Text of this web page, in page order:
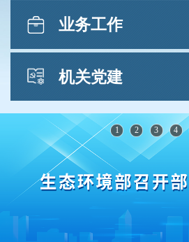
“扎实做好生态环境法典实
7月例行新闻发布会最新情
生态环境部公布2026年6月
气质量状况
生态环境部发布7月下半月
（一）负责建立健全
度。会同有关部门拟订国
规划并组织实施，起草法
点区域、流域、海域、饮
境规划和水功能区划，组
准，制定生态环境基准和技
中央纪委国家监委驻生
中共中央 国务院转发《中央
于开展法治宣传教育的第九
－2030年）》
中共中央 国务院印发《关
作的意见》
生态环境状况公报
中国生态环境状况公报
生态环境统计年报
大中城市固体废物污染环境
中国海洋生态环境状况公报
中国移动源环境管理年报
水环境质量
业务工作
中央生态环境保护督察
科技与财务
自然生态保护
海洋生态环境保护
机关党建
党建信息
生态环境部党组召开会议
生态环境部1名党员、1名
党组织获中央和国家机关“
1 2 3 4